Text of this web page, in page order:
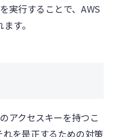
を実行することで、AWS
す。
アクセスキーを持つこ
れを是正するための対策